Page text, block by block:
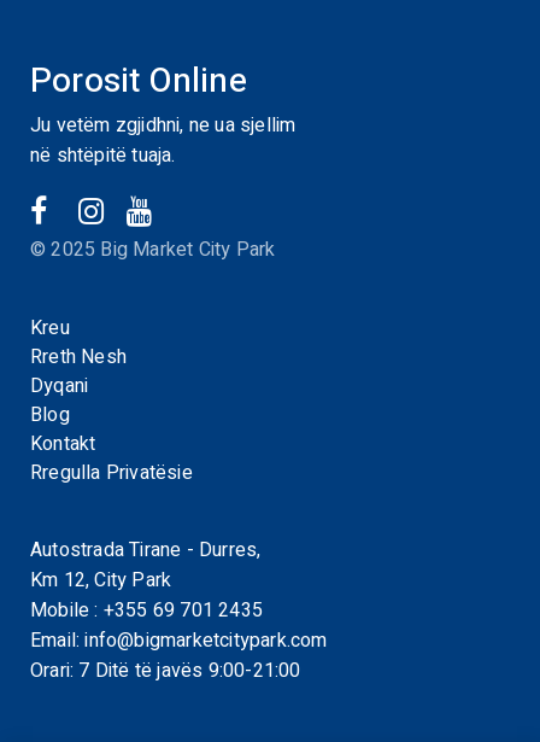
Porosit Online
Ju vetëm zgjidhni, ne ua sjellim
në shtëpitë tuaja.
© 2025 Big Market City Park
Kreu
Rreth Nesh
Dyqani
Blog
Kontakt
Rregulla Privatësie
Autostrada Tirane - Durres,
Km 12, City Park
Mobile : +355 69 701 2435
Email:info@bigmarketcitypark.com
Orari: 7 Ditë të javës 9:00-21:00